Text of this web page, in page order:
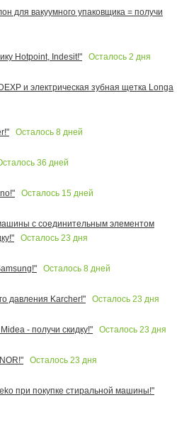
для вакуумного упаковщика = получи
Hotpoint, Indesit!"
Осталось 2 дня
и электрическая зубная щетка Longa
Осталось 8 дней
36 дней
Осталось 15 дней
с соединительным элементом
Осталось 23 дня
Осталось 8 дней
давления Karcher!"
Осталось 23 дня
- получи скидку!"
Осталось 23 дня
Осталось 23 дня
при покупке стиральной машины!"